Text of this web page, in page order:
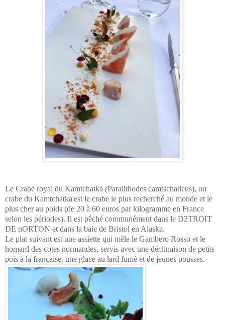
Le Crabe royal du Kamtchatka (Paralithodes camtschaticus), ou
crabe du Kamtchatka'est le crabe le plus recherché au monde et le
plus cher au poids (de 20 à 60 euros par kilogramme en France
selon les périodes). Il est pêché communément dans le D2TROIT
DE nORTON et dans la baie de Bristol en Alaska.
Le plat suivant est une assiette qui mêle le Gambero Rosso et le
homard des cotes normandes, servis avec une déclinaison de petits
pois à la française, une glace au lard fumé et de jeunes pousses.